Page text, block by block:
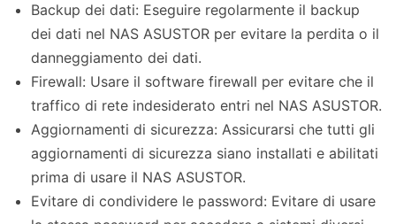
Backup dei dati: Eseguire regolarmente il backup
dei dati nel NAS ASUSTOR per evitare la perdita o il
danneggiamento dei dati.
Firewall: Usare il software firewall per evitare che il
traffico di rete indesiderato entri nel NAS ASUSTOR.
Aggiornamenti di sicurezza: Assicurarsi che tutti gli
aggiornamenti di sicurezza siano installati e abilitati
prima di usare il NAS ASUSTOR.
Evitare di condividere le password: Evitare di usare